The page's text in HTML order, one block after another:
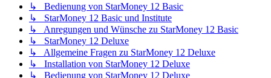
↳ Bedienung von StarMoney 12 Basic
↳ StarMoney 12 Basic und Institute
↳ Anregungen und Wünsche zu StarMoney 12 Basic
↳ StarMoney 12 Deluxe
↳ Allgemeine Fragen zu StarMoney 12 Deluxe
↳ Installation von StarMoney 12 Deluxe
↳ Bedienung von StarMoney 12 Deluxe